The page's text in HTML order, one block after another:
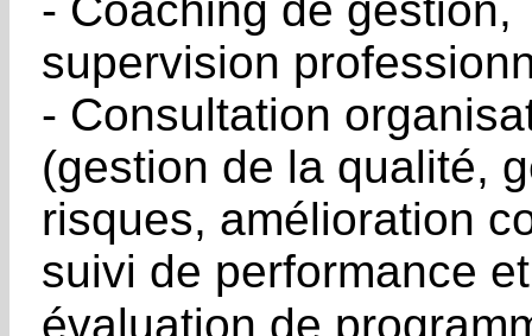
supervision
- Consultation
(gestion de la qualité,
risques, amélioration
suivi de performance et
évaluation de